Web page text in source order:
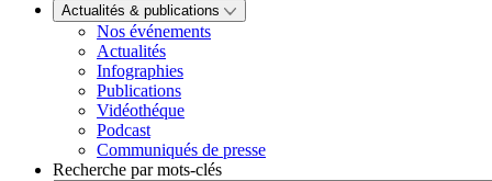
Actualités & publications
Nos événements
Actualités
Infographies
Publications
Vidéothéque
Podcast
Communiqués de presse
Recherche par mots-clés